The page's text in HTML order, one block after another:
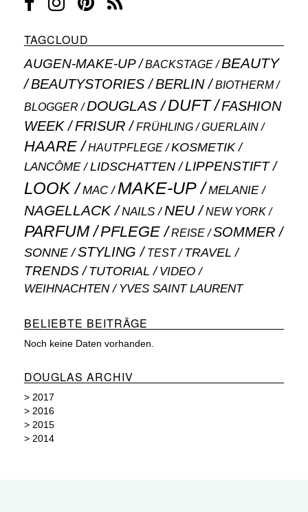
TAGCLOUD
AUGEN-MAKE-UP BACKSTAGE BEAUTY
BEAUTYSTORIES BERLIN
BIOTHERM
BLOGGER
DOUGLAS DUFT
FASHION
WEEK
FRISUR FRÜHLING GUERLAIN
HAARE HAUTPFLEGE
KOSMETIK
LANCÔME
LIDSCHATTEN LIPPENSTIFT
LOOK MAC MAKE-UP MELANIE
NAGELLACK NAILS NEU NEW YORK
PARFUM PFLEGE REISE SOMMER
SONNE STYLING TEST TRAVEL
TRENDS TUTORIAL VIDEO
WEIHNACHTEN YVES SAINT LAURENT
BELIEBTE BEITRÄGE
Noch keine Daten vorhanden.
DOUGLAS ARCHIV
> 2017
> 2016
> 2015
> 2014